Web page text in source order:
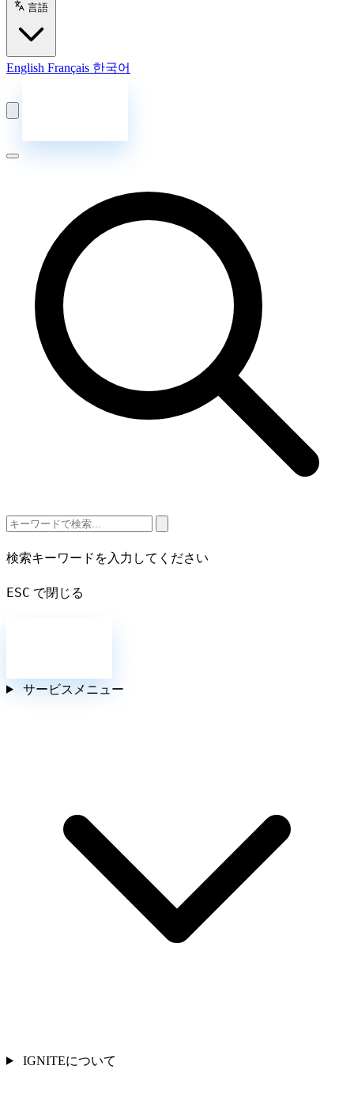
言語
English Français 한국어
検索キーワードを入力してください
ESC で閉じる
サービスメニュー
IGNITEについて